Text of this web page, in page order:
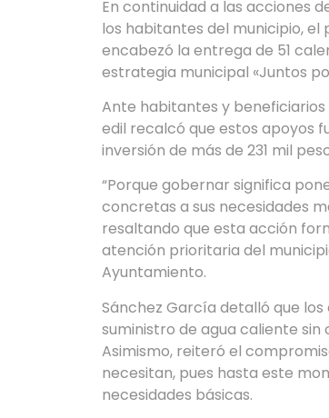
En continuidad a las acciones
los habitantes del municipio, el
encabezó la entrega de 51
estrategia municipal «Juntos
Ante habitantes y
edil recalcó que estos apoyos
inversión de más de 231 mil
“Porque gobernar significa
concretas a sus necesidades
resaltando que esta acción
atención prioritaria del
Ayuntamiento.
Sánchez García detalló que
suministro de agua caliente
Asimismo, reiteró el
necesitan, pues hasta este
necesidades básicas.